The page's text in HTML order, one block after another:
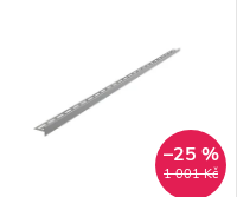
1 001 Kč
–25 %